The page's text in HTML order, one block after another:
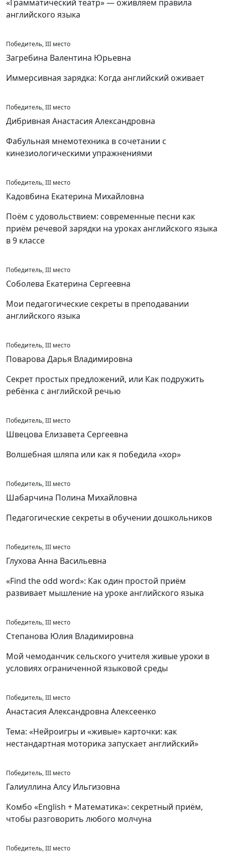
«Грамматический театр» — оживляем правила
английского языка
Победитель, III место
Загребина Валентина Юрьевна
Иммерсивная зарядка: Когда английский оживает
Победитель, III место
Дибривная Анастасия Александровна
Фабульная мнемотехника в сочетании с
кинезиологическими упражнениями
Победитель, III место
Кадовбина Екатерина Михайловна
Поём с удовольствием: современные песни как
приём речевой зарядки на уроках английского языка
в 9 классе
Победитель, III место
Соболева Екатерина Сергеевна
Мои педагогические секреты в преподавании
английского языка
Победитель, III место
Поварова Дарья Владимировна
Секрет простых предложений, или Как подружить
ребёнка с английской речью
Победитель, III место
Швецова Елизавета Сергеевна
Волшебная шляпа или как я победила «хор»
Победитель, III место
Шабарчина Полина Михайловна
Педагогические секреты в обучении дошкольников
Победитель, III место
Глухова Анна Васильевна
«Find the odd word»: Как один простой приём
развивает мышление на уроке английского языка
Победитель, III место
Степанова Юлия Владимировна
Мой чемоданчик сельского учителя живые уроки в
условиях ограниченной языковой среды
Победитель, III место
Анастасия Александровна Алексеенко
Тема: «Нейроигры и «живые» карточки: как
нестандартная моторика запускает английский»
Победитель, III место
Галиуллина Алсу Ильгизовна
Комбо «English + Математика»: секретный приём,
чтобы разговорить любого молчуна
Победитель, III место